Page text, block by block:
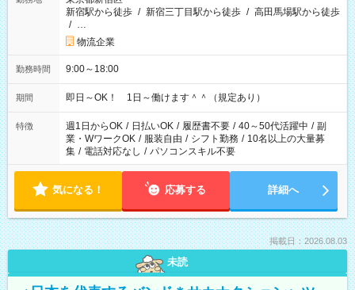
新宿駅から徒歩 / 新宿三丁目駅から徒歩 / 高田馬場駅から徒歩
/ …
物流企業
勤務時間 9:00～18:00
期間 即日～OK！ 1日～働けます＾＾（規定あり）
特徴 週1日からOK / 日払いOK / 履歴書不要 / 40～50代活躍中 / 副
業・WワークOK / 服装自由 / シフト勤務 / 10名以上の大量募
集 / 電話対応なし / パソコンスキル不要
気になる！ 応募する 詳細へ
掲載日：2026.08.03
未読